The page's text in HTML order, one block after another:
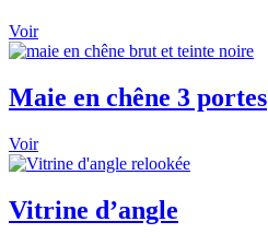
Voir
Maie en chêne 3 portes
Voir
Vitrine d’angle